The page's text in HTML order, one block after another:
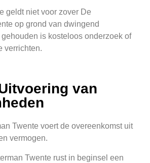
geldt niet voor zover De
op grond van dwingend
is kosteloos onderzoek of
verrichten.
van
Twente voert de overeenkomst uit
vermogen.
Twente rust in beginsel een